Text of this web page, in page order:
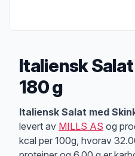
Italiensk
180 g
Produktbeskrivelse
Italiensk Salat med
levert av MILLS AS og
kcal per 100g, hvorav